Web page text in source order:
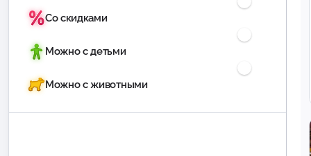
Со скидками
Можно с детьми
Можно с животными